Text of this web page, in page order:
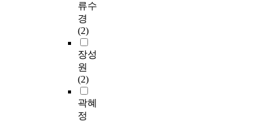
류수
경
(2)
장성
원
(2)
곽혜
정